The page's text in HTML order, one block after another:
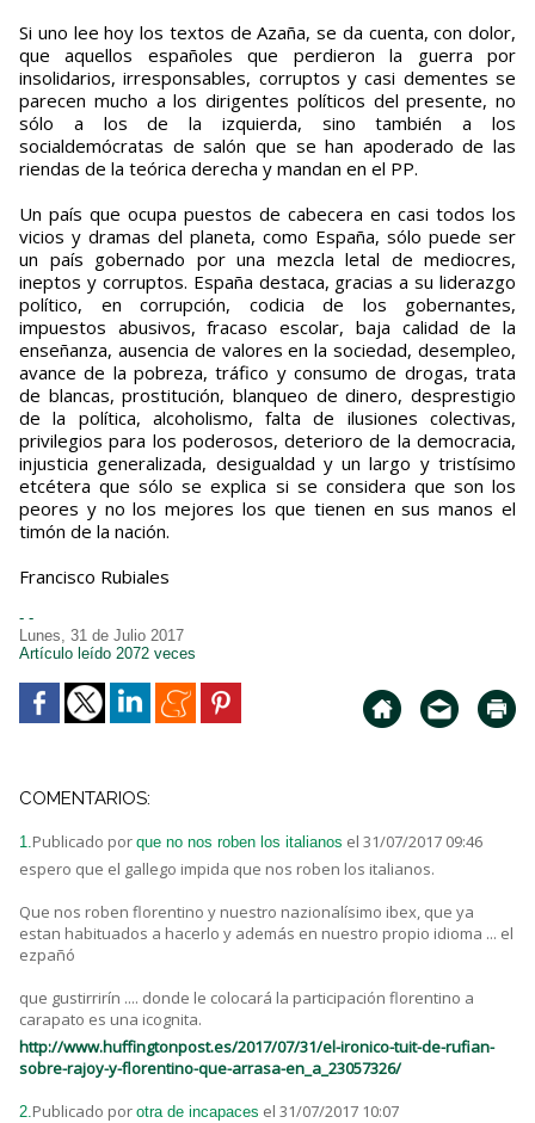
Si uno lee hoy los textos de Azaña, se da cuenta, con dolor,
que aquellos españoles que perdieron la guerra por
insolidarios, irresponsables, corruptos y casi dementes se
parecen mucho a los dirigentes políticos del presente, no
sólo a los de la izquierda, sino también a los
socialdemócratas de salón que se han apoderado de las
riendas de la teórica derecha y mandan en el PP.
Un país que ocupa puestos de cabecera en casi todos los
vicios y dramas del planeta, como España, sólo puede ser
un país gobernado por una mezcla letal de mediocres,
ineptos y corruptos. España destaca, gracias a su liderazgo
político, en corrupción, codicia de los gobernantes,
impuestos abusivos, fracaso escolar, baja calidad de la
enseñanza, ausencia de valores en la sociedad, desempleo,
avance de la pobreza, tráfico y consumo de drogas, trata
de blancas, prostitución, blanqueo de dinero, desprestigio
de la política, alcoholismo, falta de ilusiones colectivas,
privilegios para los poderosos, deterioro de la democracia,
injusticia generalizada, desigualdad y un largo y tristísimo
etcétera que sólo se explica si se considera que son los
peores y no los mejores los que tienen en sus manos el
timón de la nación.
Francisco Rubiales
- -
Lunes, 31 de Julio 2017
Artículo leído 2072 veces
COMENTARIOS:
1. Publicado por que no nos roben los italianos el 31/07/2017 09:46
espero que el gallego impida que nos roben los italianos.
Que nos roben florentino y nuestro nazionalísimo ibex, que ya
estan habituados a hacerlo y además en nuestro propio idioma ... el
ezpañó
que gustirrirín .... donde le colocará la participación florentino a
carapato es una icognita.
http://www.huffingtonpost.es/2017/07/31/el-ironico-tuit-de-rufian-
sobre-rajoy-y-florentino-que-arrasa-en_a_23057326/
2. Publicado por otra de incapaces el 31/07/2017 10:07